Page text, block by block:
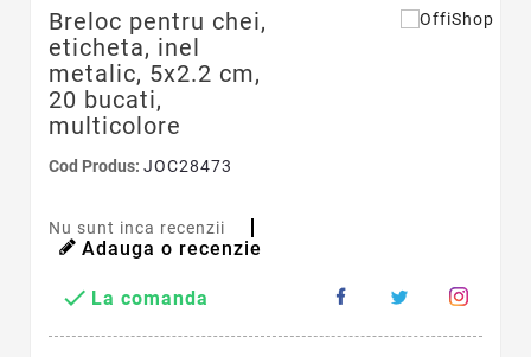
Breloc pentru chei,
eticheta, inel
metalic, 5x2.2 cm,
20 bucati,
multicolore
Cod Produs: JOC28473
Nu sunt inca recenzii
Adauga o recenzie
 La comanda